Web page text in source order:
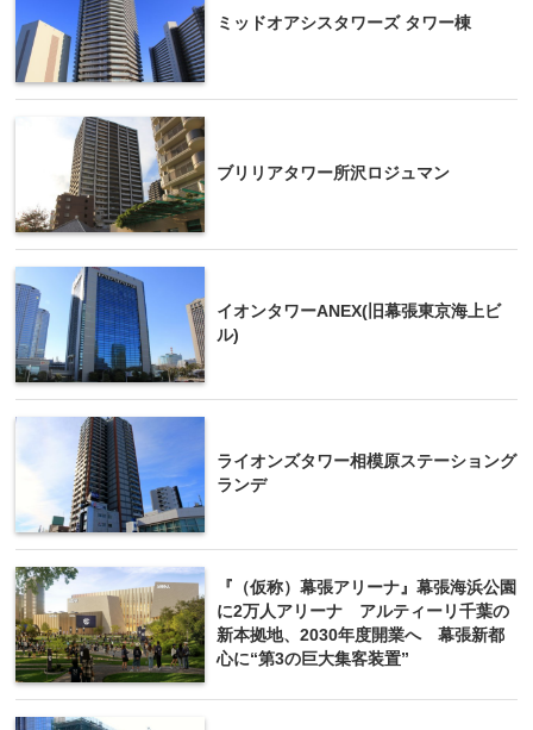
ミッドオアシスタワーズ タワー棟
ブリリアタワー所沢ロジュマン
イオンタワーANEX(旧幕張東京海上ビ
ル)
ライオンズタワー相模原ステーショング
ランデ
『（仮称）幕張アリーナ』幕張海浜公園
に2万人アリーナ アルティーリ千葉の
新本拠地、2030年度開業へ 幕張新都
心に“第3の巨大集客装置”